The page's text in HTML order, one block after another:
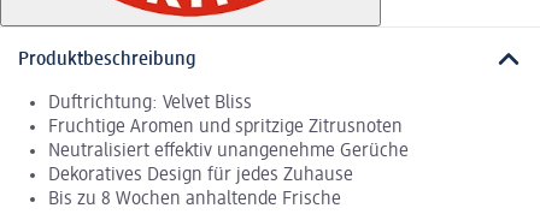
Produktbeschreibung
Duftrichtung: Velvet Bliss
Fruchtige Aromen und spritzige Zitrusnoten
Neutralisiert effektiv unangenehme Gerüche
Dekoratives Design für jedes Zuhause
Bis zu 8 Wochen anhaltende Frische